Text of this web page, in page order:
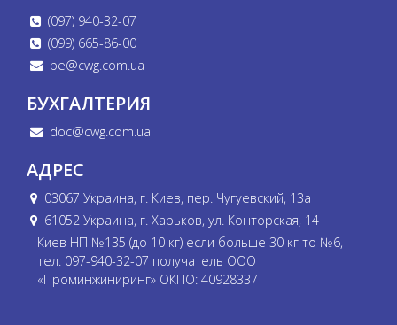
(097) 940-32-07
(099) 665-86-00
be@cwg.com.ua
БУХГАЛТЕРИЯ
doc@cwg.com.ua
АДРЕС
03067 Украина, г. Киев, пер. Чугуевский, 13а
61052 Украина, г. Харьков, ул. Конторская, 14
Киев НП №135 (до 10 кг) если больше 30 кг то №6,
тел. 097-940-32-07 получатель ООО
«Проминжиниринг» ОКПО: 40928337